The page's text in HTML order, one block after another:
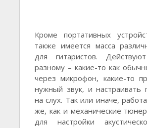
Кроме портативных
также имеется масса
для гитаристов.
разному – какие-то как
через микрофон, какие-то
нужный звук, и настраивать
на слух. Так или иначе,
же, как и механические
для настройки